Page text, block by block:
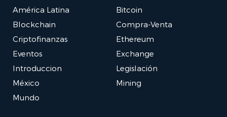
América Latina
Bitcoin
Blockchain
Compra-Venta
Criptofinanzas
Ethereum
Eventos
Exchange
Introduccion
Legislación
México
Mining
Mundo